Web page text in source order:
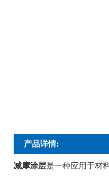
产品详情:
减摩涂层是一种应用于材